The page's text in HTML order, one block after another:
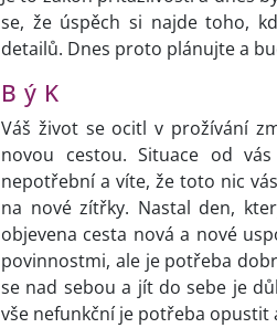
se, že úspěch si najde toho,
detailů. Dnes proto plánujte a
B ý K
Váš život se ocitl v prožívání
novou cestou. Situace od
nepotřební a víte, že toto nic
na nové zítřky. Nastal den,
objevena cesta nová a nové
povinnostmi, ale je potřeba
se nad sebou a jít do sebe je
vše nefunkční je potřeba